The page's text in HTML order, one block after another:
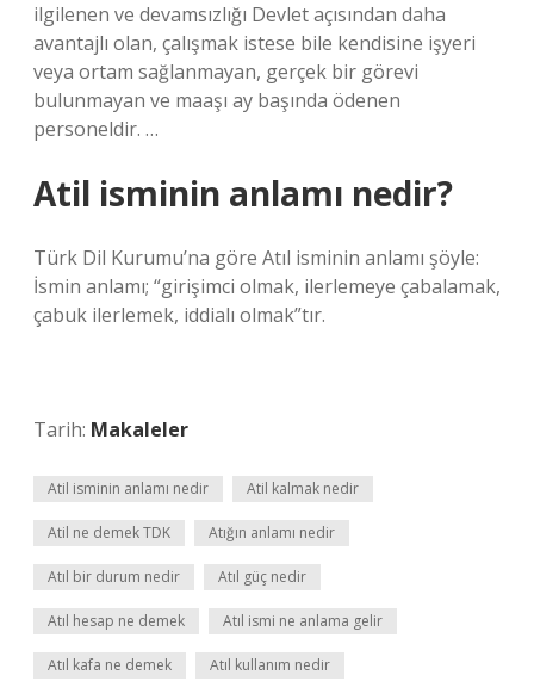
ilgilenen ve devamsızlığı Devlet açısından daha
avantajlı olan, çalışmak istese bile kendisine işyeri
veya ortam sağlanmayan, gerçek bir görevi
bulunmayan ve maaşı ay başında ödenen
personeldir. …
Atil isminin anlamı nedir?
Türk Dil Kurumu’na göre Atıl isminin anlamı şöyle:
İsmin anlamı; “girişimci olmak, ilerlemeye çabalamak,
çabuk ilerlemek, iddialı olmak”tır.
Tarih: Makaleler
Atil isminin anlamı nedir Atil kalmak nedir
Atil ne demek TDK Atığın anlamı nedir
Atıl bir durum nedir Atıl güç nedir
Atıl hesap ne demek Atıl ismi ne anlama gelir
Atıl kafa ne demek Atıl kullanım nedir